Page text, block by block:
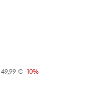
49,99 € -10%